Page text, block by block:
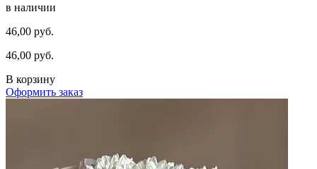
в наличии
46,00 руб.
46,00 руб.
В корзину
Оформить заказ